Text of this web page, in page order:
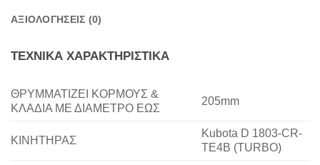
ΑΞΙΟΛΟΓΉΣΕΙΣ (0)
ΤΕΧΝΙΚΑ ΧΑΡΑΚΤΗΡΙΣΤΙΚΑ
ΘΡΥΜΜΑΤΙΖΕΙ ΚΟΡΜΟΥΣ &
ΚΛΑΔΙΑ ΜΕ ΔΙΑΜΕΤΡΟ ΕΩΣ
205mm
ΚΙΝΗΤΗΡΑΣ
Kubota D 1803-CR-
TE4B (TURBO)